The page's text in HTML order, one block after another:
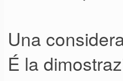
Una
É la